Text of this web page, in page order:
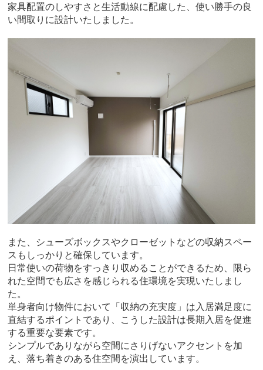
家具配置のしやすさと生活動線に配慮した、使い勝手の良
い間取りに設計いたしました。
また、シューズボックスやクローゼットなどの収納スペー
スもしっかりと確保しています。
日常使いの荷物をすっきり収めることができるため、限ら
れた空間でも広さを感じられる住環境を実現いたしまし
た。
単身者向け物件において「収納の充実度」は入居満足度に
直結するポイントであり、こうした設計は長期入居を促進
する重要な要素です。
シンプルでありながら空間にさりげないアクセントを加
え、落ち着きのある住空間を演出しています。